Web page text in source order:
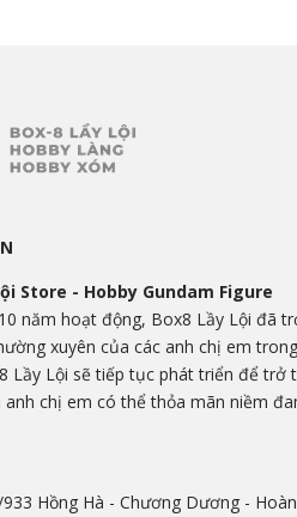
Store - Hobby Gundam Figure
năm hoạt động, Box8 Lầy Lội đã
xuyên của các anh chị em
Lầy Lội sẽ tiếp tục phát triển để trở
chị em có thể thỏa mãn niềm
Hồng Hà - Chương Dương -